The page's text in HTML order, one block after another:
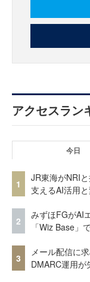
アクセスラン
今日
1
JR東海がNRI
支えるAI活用
2
みずほFGがAI
「Wiz Base」
3
メール配信に
DMARC運用